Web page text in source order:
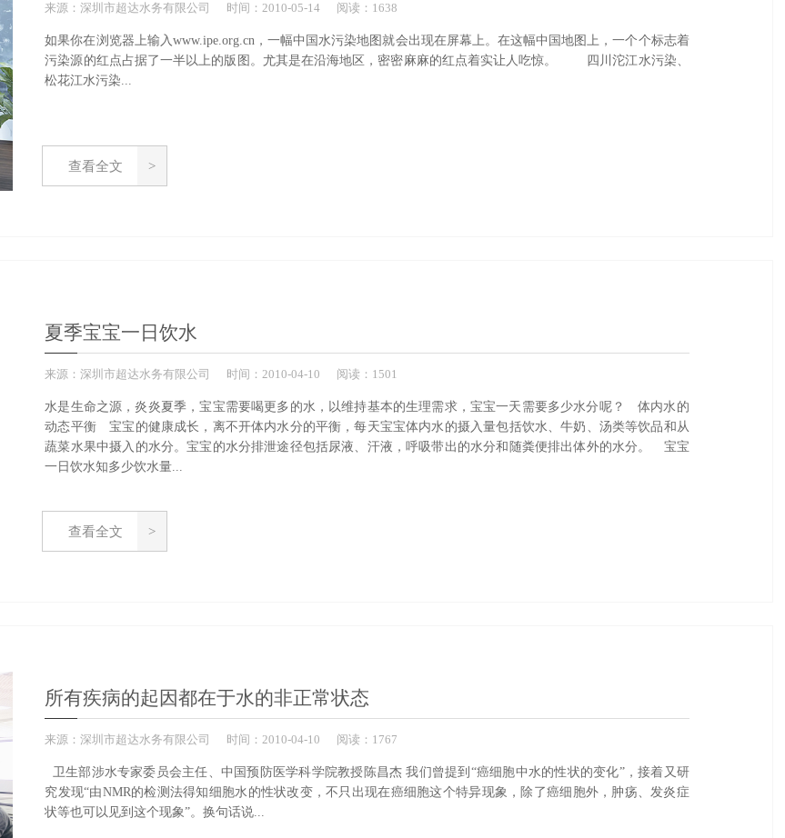
来源：深圳市超达水务有限公司 时间：2010-05-14 阅读：1638
如果你在浏览器上输入www.ipe.org.cn，一幅中国水污染地图就会出现在屏幕上。在这幅中国地图上，一个个标志着
污染源的红点占据了一半以上的版图。尤其是在沿海地区，密密麻麻的红点着实让人吃惊。 四川沱江水污染、
松花江水污染...
查看全文
夏季宝宝一日饮水
来源：深圳市超达水务有限公司 时间： 2010-04-10 阅读：1501
水是生命之源，炎炎夏季，宝宝需要喝更多的水，以维持基本的生理需求，宝宝一天需要多少水分呢？ 体内水的
动态平衡 宝宝的健康成长，离不开体内水分的平衡，每天宝宝体内水的摄入量包括饮水、牛奶、汤类等饮品和从
蔬菜水果中摄入的水分。宝宝的水分排泄途径包括尿液、汗液，呼吸带出的水分和随粪便排出体外的水分。 宝宝
一日饮水知多少饮水量...
查看全文
所有疾病的起因都在于水的非正常状态
来源：深圳市超达水务有限公司 时间：2010-04-10 阅读：1767
卫生部涉水专家委员会主任、中国预防医学科学院教授陈昌杰 我们曾提到“癌细胞中水的性状的变化”，接着又研
究发现“由NMR的检测法得知细胞水的性状改变，不只出现在癌细胞这个特异现象，除了癌细胞外，肿疡、发炎症
状等也可以见到这个现象”。换句话说...